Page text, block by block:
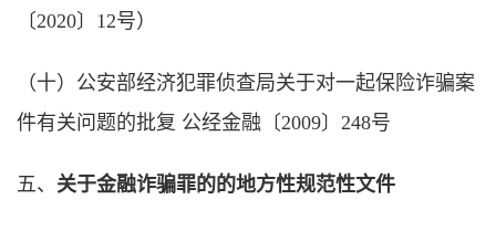
〔2020〕12号）
（十）公安部经济犯罪侦查局关于对一起保险诈骗案
件有关问题的批复 公经金融〔2009〕248号
五、 关于金融诈骗罪的的地方性规范性文件